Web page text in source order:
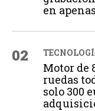
en
02
Motor de
ruedas
solo 300